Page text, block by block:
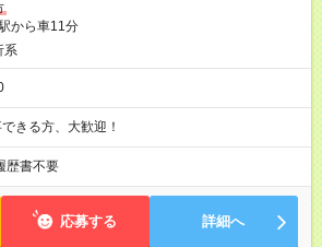
から車11分
系
きる方、大歓迎！
歴書不要
応募する 詳細へ